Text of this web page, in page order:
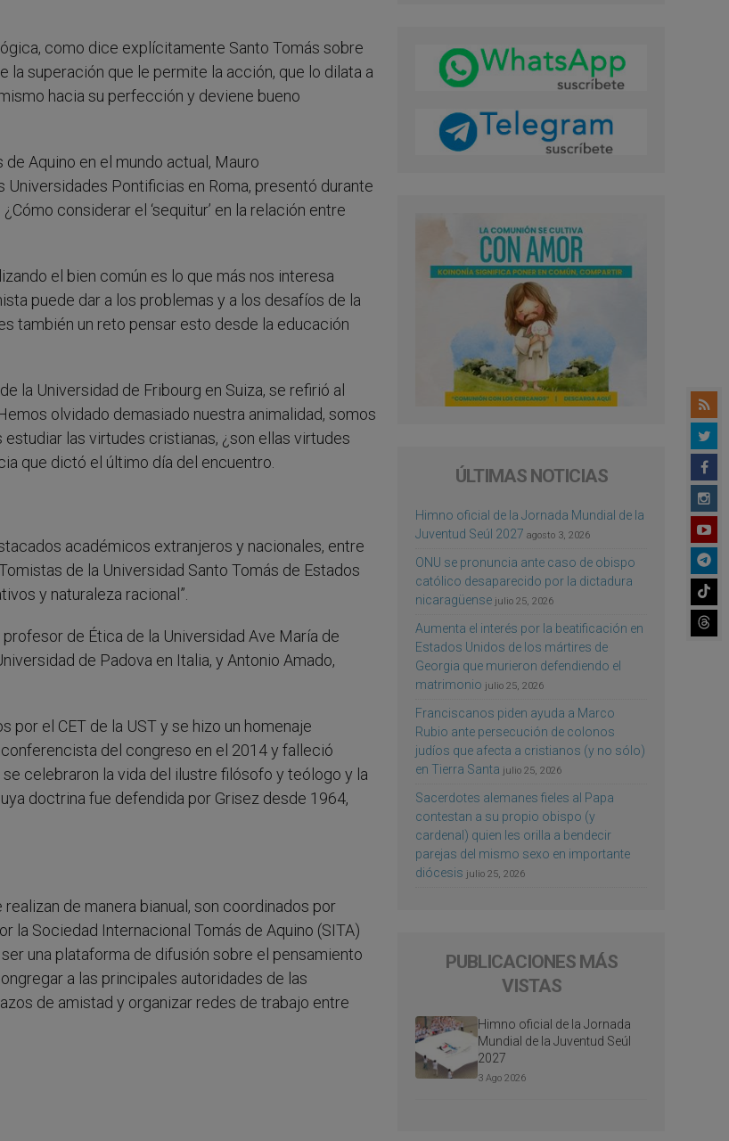
como dice explícitamente Santo Tomás sobre
la superación que le permite la acción, que lo dilata a
hacia su perfección y deviene bueno
Aquino en el mundo actual, Mauro
Universidades Pontificias en Roma, presentó durante
considerar el ‘sequitur’ en la relación entre
el bien común es lo que más nos interesa
puede dar a los problemas y a los desafíos de la
también un reto pensar esto desde la educación
la Universidad de Fribourg en Suiza, se refirió al
olvidado demasiado nuestra animalidad, somos
las virtudes cristianas, ¿son ellas virtudes
que dictó el último día del encuentro.
académicos extranjeros y nacionales, entre
de la Universidad Santo Tomás de Estados
y naturaleza racional”.
de Ética de la Universidad Ave María de
de Padova en Italia, y Antonio Amado,
por el CET de la UST y se hizo un homenaje
del congreso en el 2014 y falleció
celebraron la vida del ilustre filósofo y teólogo y la
doctrina fue defendida por Grisez desde 1964,
de manera bianual, son coordinados por
la Sociedad Internacional Tomás de Aquino (SITA)
una plataforma de difusión sobre el pensamiento
a las principales autoridades de las
de amistad y organizar redes de trabajo entre
ÚLTIMAS NOTICIAS
Himno oficial de la Jornada Mundial de la
Juventud Seúl 2027 agosto 3, 2026
ONU se pronuncia ante caso de obispo
católico desaparecido por la dictadura
nicaragüense julio 25, 2026
Aumenta el interés por la beatificación en
Estados Unidos de los mártires de
Georgia que murieron defendiendo el
matrimonio julio 25, 2026
Franciscanos piden ayuda a Marco
Rubio ante persecución de colonos
judíos que afecta a cristianos (y no sólo)
en Tierra Santa julio 25, 2026
Sacerdotes alemanes fieles al Papa
contestan a su propio obispo (y
cardenal) quien les orilla a bendecir
parejas del mismo sexo en importante
diócesis julio 25, 2026
PUBLICACIONES MÁS
VISTAS
Himno oficial de la Jornada
Mundial de la Juventud Seúl
2027
3 Ago 2026